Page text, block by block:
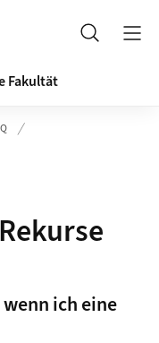
Suche
Fakultät
ich eine